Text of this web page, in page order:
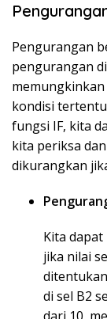
Pengurangan
pengurangan
kondisi
fungsi IF, kita
kita periksa
dikurangkan
Kita
jika nilai
di sel B2